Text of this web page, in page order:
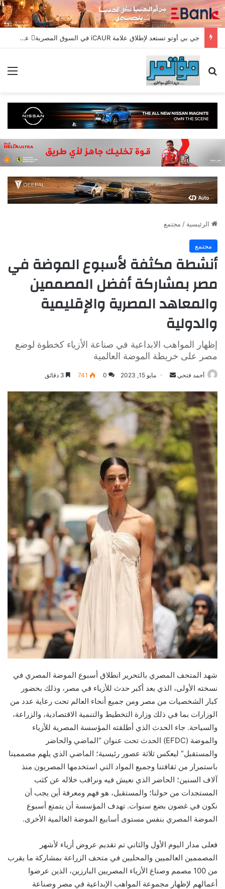
جي بي أوتو تستعد لإطلاق علامة iCAUR في السوق المصرية علامة عالمية جديدة لسيارات الطاقة الجديدة تجمع بين التكنولوجيا الذكية والتصميم الجريء وروح المغامر
بحث عن
الرئيسية / مجتمع
مجتمع
أنشطة مكثفة لأسبوع الموضة في
مصر بمشاركة أفضل المصممين
والمعاهد المصرية والإقليمية
والدولية
إظهار المواهب الابداعية في صناعة الأزياء كخطوة لوضع
مصر على خريطة الموضة العالمية
أحمد فتحي
أرسل
إلكترونيا
مايو 15, 2023 0
741
شهد المتحف المصري بالتحرير انطلاق أسبوع الموضة المصري في
نسخته الأولى، الذي يعد أكبر حدث للأزياء في مصر، وذلك بحضور
كبار الشخصيات من مصر ومن جميع أنحاء العالم تحت رعاية عدد من
الوزارات بما في ذلك وزارة التخطيط والتنمية الاقتصادية، والزراعة،
والسياحة. جاء الحدث الذي أطلقته المؤسسة المصرية للأزياء
والموضة (EFDC) الحدث تحت عنوان “الماضي والحاضر
والمستقبل” ليعكس ثلاثة عصور رئيسية؛ الماضي الذي يلهم مصممينا
باستمرار من ثقافتنا وجميع المواد التي استخدمها المصريون منذ
آلاف السنين؛ الحاضر الذي نعيش فيه ونراقب خلاله عن كثب
المستجدات من حولنا؛ والمستقبل، هو فهم ومعرفة أين يجب أن
نكون في غضون بضع سنوات. تهدف المؤسسة أن يتمتع أسبوع
الموضة المصري بنفس مستوى أسابيع الموضة العالمية الأخرى.
فعلى مدار اليوم الأول والثاني تم تقديم عروض أزياء لأشهر
المصممين العالميين والمحليين في متحف الزراعة بمشاركة ما يقرب
من 100 مصمم وصناع الأزياء المصريين البارزين، الذين عرضوا
أعمالهم لإظهار مجموعة المواهب الإبداعية في مصر وصناعة